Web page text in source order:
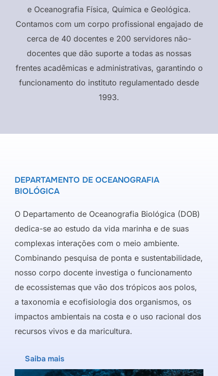
e Oceanografia Física, Química e Geológica.
Contamos com um corpo profissional engajado de
cerca de 40 docentes e 200 servidores não-
docentes que dão suporte a todas as nossas
frentes acadêmicas e administrativas, garantindo o
funcionamento do instituto regulamentado desde
1993.
DEPARTAMENTO DE OCEANOGRAFIA
BIOLÓGICA
O Departamento de Oceanografia Biológica (DOB)
dedica-se ao estudo da vida marinha e de suas
complexas interações com o meio ambiente.
Combinando pesquisa de ponta e sustentabilidade,
nosso corpo docente investiga o funcionamento
de ecossistemas que vão dos trópicos aos polos,
a taxonomia e ecofisiologia dos organismos, os
impactos ambientais na costa e o uso racional dos
recursos vivos e da maricultura.
Saiba mais